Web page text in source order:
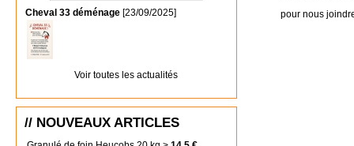
Cheval 33 déménage [23/09/2025]
Voir toutes les actualités
// NOUVEAUX ARTICLES
pour nous